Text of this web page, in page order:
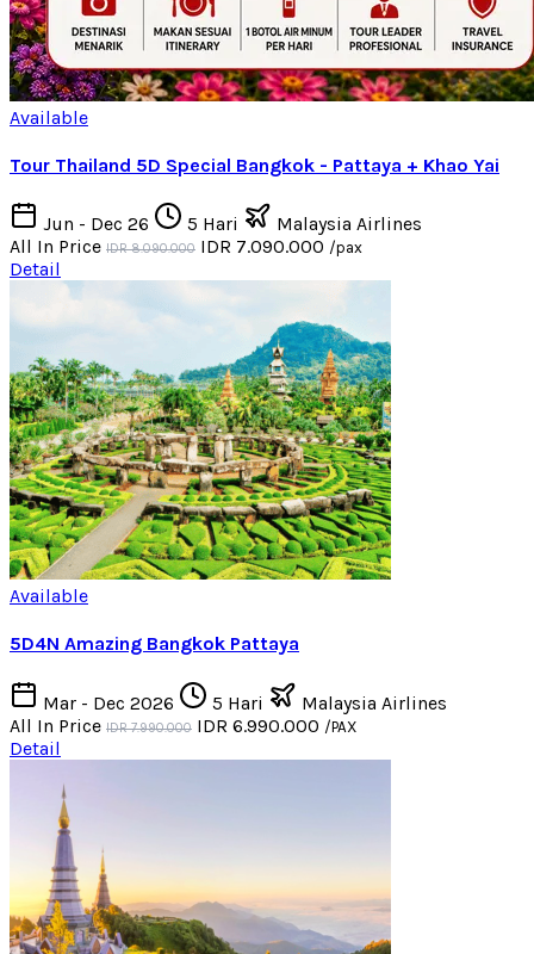
Available
Tour Thailand 5D Special Bangkok - Pattaya + Khao Yai
Jun - Dec 26 5 Hari
Malaysia Airlines
All In Price IDR 8.090.000 IDR 7.090.000 /pax
Detail
Available
5D4N Amazing Bangkok Pattaya
Mar - Dec 2026 5 Hari
Malaysia Airlines
All In Price IDR 7.990.000 IDR 6.990.000 /PAX
Detail